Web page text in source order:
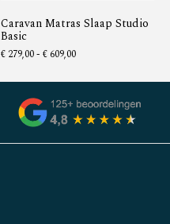
Caravan Matras Slaap Studio
Basic
€ 279,00- € 609,00